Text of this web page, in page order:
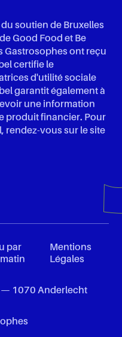
soutien de Bruxelles
Good Food et Be
Gastrosophes ont reçu
certifie le
d'utilité sociale
garantit également à
une information
produit financier. Pour
rendez-vous sur le site
1070 Anderlecht
par
Mentions
Légales